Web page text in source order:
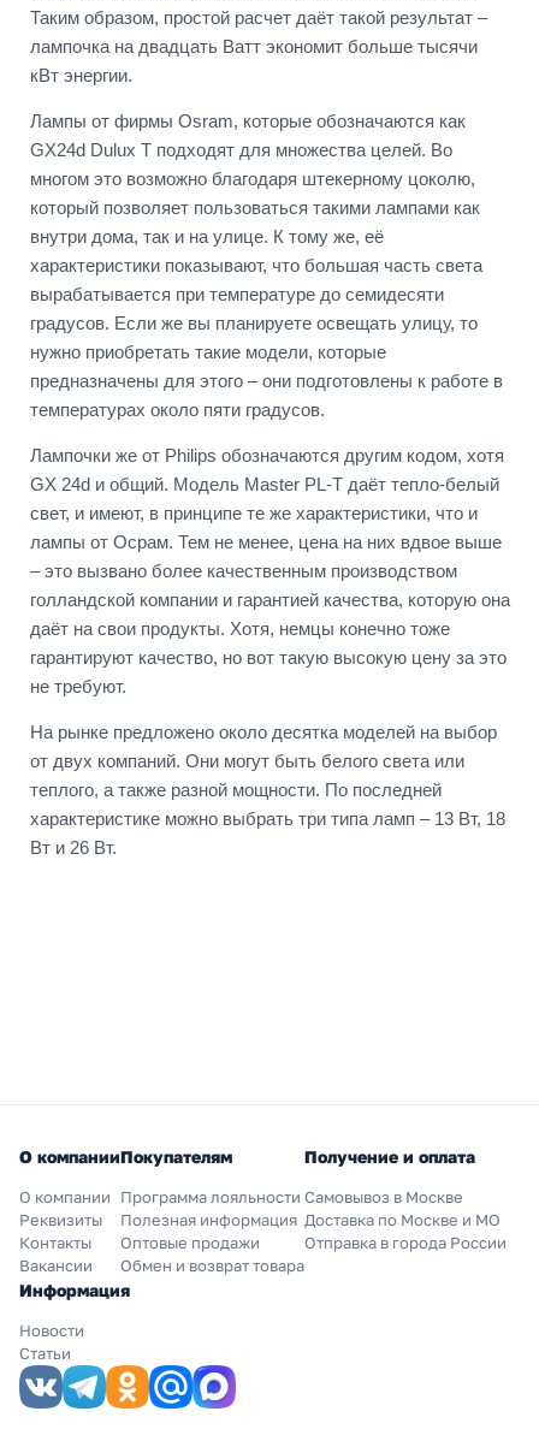
Таким образом, простой расчет даёт такой результат –
лампочка на двадцать Ватт экономит больше тысячи
кВт энергии.
Лампы от фирмы Osram, которые обозначаются как
GX24d Dulux T подходят для множества целей. Во
многом это возможно благодаря штекерному цоколю,
который позволяет пользоваться такими лампами как
внутри дома, так и на улице. К тому же, её
характеристики показывают, что большая часть света
вырабатывается при температуре до семидесяти
градусов. Если же вы планируете освещать улицу, то
нужно приобретать такие модели, которые
предназначены для этого – они подготовлены к работе в
температурах около пяти градусов.
Лампочки же от Philips обозначаются другим кодом, хотя
GX 24d и общий. Модель Master PL-T даёт тепло-белый
свет, и имеют, в принципе те же характеристики, что и
лампы от Осрам. Тем не менее, цена на них вдвое выше
– это вызвано более качественным производством
голландской компании и гарантией качества, которую она
даёт на свои продукты. Хотя, немцы конечно тоже
гарантируют качество, но вот такую высокую цену за это
не требуют.
На рынке предложено около десятка моделей на выбор
от двух компаний. Они могут быть белого света или
теплого, а также разной мощности. По последней
характеристике можно выбрать три типа ламп – 13 Вт, 18
Вт и 26 Вт.
О компании
О компании
Реквизиты
Контакты
Вакансии
Покупателям
Программа лояльности
Полезная информация
Оптовые продажи
Обмен и возврат товара
Получение и оплата
Самовывоз в Москве
Доставка по Москве и МО
Отправка в города России
Информация
Новости
Статьи